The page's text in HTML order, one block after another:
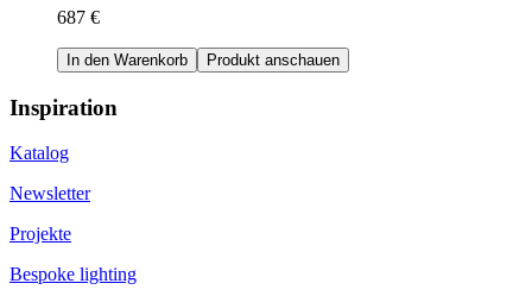
687 €
In den Warenkorb Produkt anschauen
Inspiration
Katalog
Newsletter
Projekte
Bespoke lighting